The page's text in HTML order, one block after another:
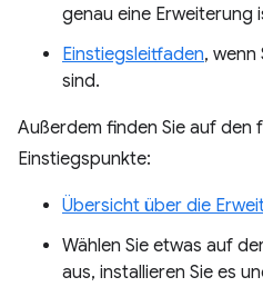
genau eine Erweiterung
Einstiegsleitfaden, wenn
sind.
Außerdem finden Sie auf den
Einstiegspunkte:
Übersicht über die
Wählen Sie etwas auf
aus, installieren Sie es